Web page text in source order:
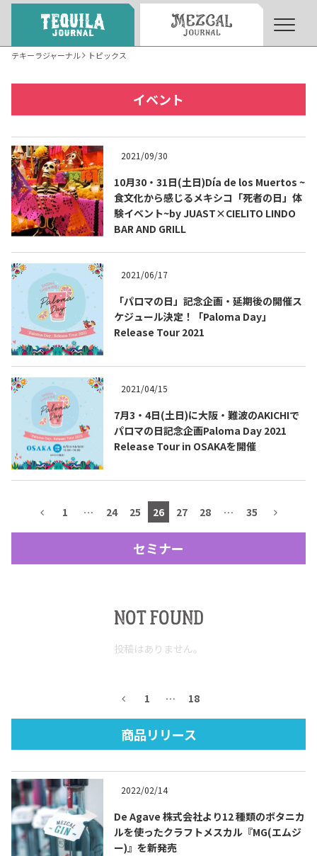
テキーラのつくり方 How to Make Tequila
テキーラマーケット
テキーラの飲み方
テキーラマップ
メキシコ料理
メキシコ旅行 Travel of Mexico
メキシコの記念日
テキーラ・メスカルが飲める
バー＆レストラン
テキーラジャーナル トピックス
イベント
2021/09/30
10月30・31日(土日)Día de los Muertos ~
食文化から感じるメキシコ「死者の日」体
験イベント~by JUAST×CIELITO LINDO
BAR AND GRILL
2021/06/17
「パロマの日」記念企画・延期後の開催ス
ケジュール決定！「Paloma Day」
Release Tour 2021
2021/04/15
7月3・4日(土日)に大阪・難波のAKICHIで
パロマの日記念企画Paloma Day 2021
Release Tour in OSAKAを開催
1 … 24 25 26 27 28 … 35
セミナー
NOT FOUND
投稿はありません。
1 … 18
商品リリース
2022/02/14
De Agave 株式会社より12 種類のボタニカ
ルを使ったクラフトメスカル『MG(エムジ
ー)』を新発売